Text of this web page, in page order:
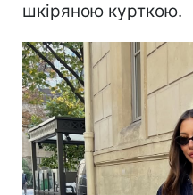
шкіряною курткою.